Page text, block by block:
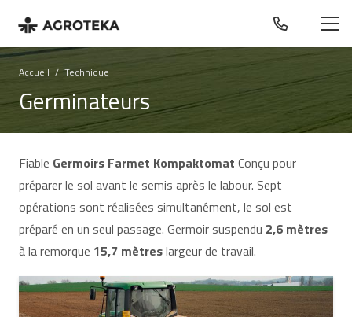
Accueil / Technique
Germinateurs
Fiable Germoirs Farmet Kompaktomat Conçu pour
préparer le sol avant le semis après le labour. Sept
opérations sont réalisées simultanément, le sol est
préparé en un seul passage. Germoir suspendu 2,6 mètres
à la remorque 15,7 mètreslargeur de travail.